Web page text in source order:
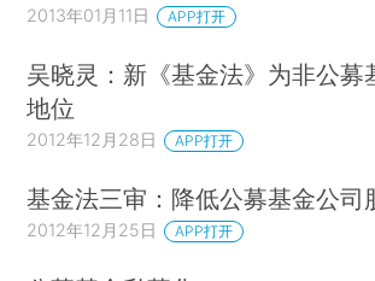
2013年01月11日 APP打开
吴晓灵：新《基金法》为非公募
地位
2012年12月28日 APP打开
基金法三审：降低公募基金公司
2012年12月25日 APP打开